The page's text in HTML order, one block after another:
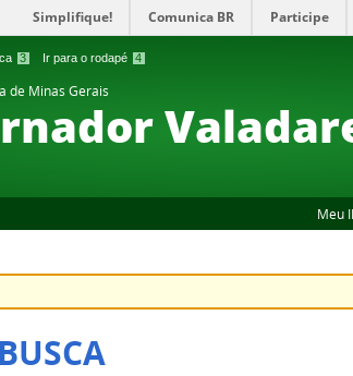
3 Ir para o rodapé 4
Simplifique! Comunica BR Participe
de Minas Gerais
Meu